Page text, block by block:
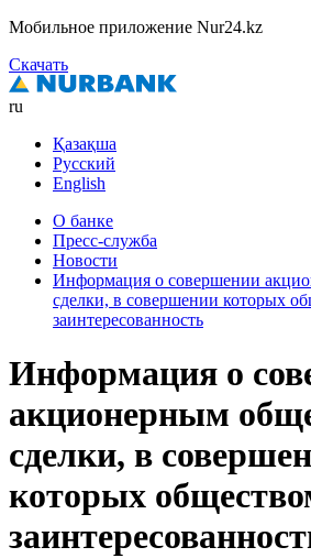
Мобильное приложение Nur24.kz
Скачать
ru
Қазақша
Русский
English
О банке
Пресс-служба
Новости
Информация о совершении
сделки, в совершении которых
заинтересованность
Информация о
акционерным
сделки, в
которых